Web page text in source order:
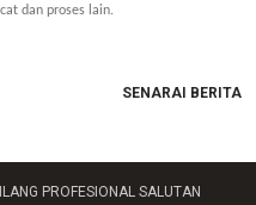
dan proses lain.
SENARAI BERITA
PROFESIONAL SALUTAN